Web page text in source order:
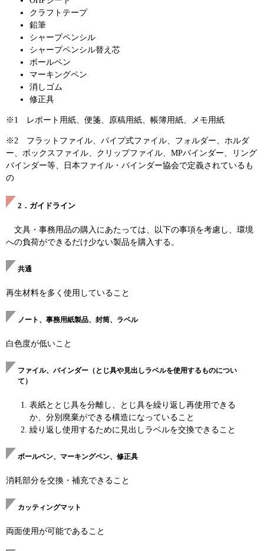
クラフトテープ
鉛筆
シャープペンシル
シャープペンシル替え芯
ボールペン
マーキングペン
消しゴム
修正具
※1 レポート用紙、便箋、原稿用紙、帳簿用紙、メモ用紙
※2 フラットファイル、パイプ式ファイル、フォルダー、ホルダ
ー、ボックスファイル、クリップファイル、MPバインダー、リング
バインダー等、日本ファイル・バインダー協会で定義されているも
の
2．ガイドライン
文具・事務用品の購入にあたっては、以下の事項を考慮し、環境
への負荷ができるだけ少ない製品を購入する。
共通
再生材料を多く使用していること
ノート、事務用紙製品、封筒、ラベル
白色度が低いこと
ファイル、バインダー（とじ具や見出しラベルを使用するものについ
て）
表紙ととじ具を分離し、とじ具を繰り返し再使用できる
か、分別廃棄ができる構造になっていること
繰り返し使用するために見出しラベルを交換できること
ボールペン、マーキングペン、修正具
消耗部分を交換・補充できること
カッティングマット
両面使用が可能であること